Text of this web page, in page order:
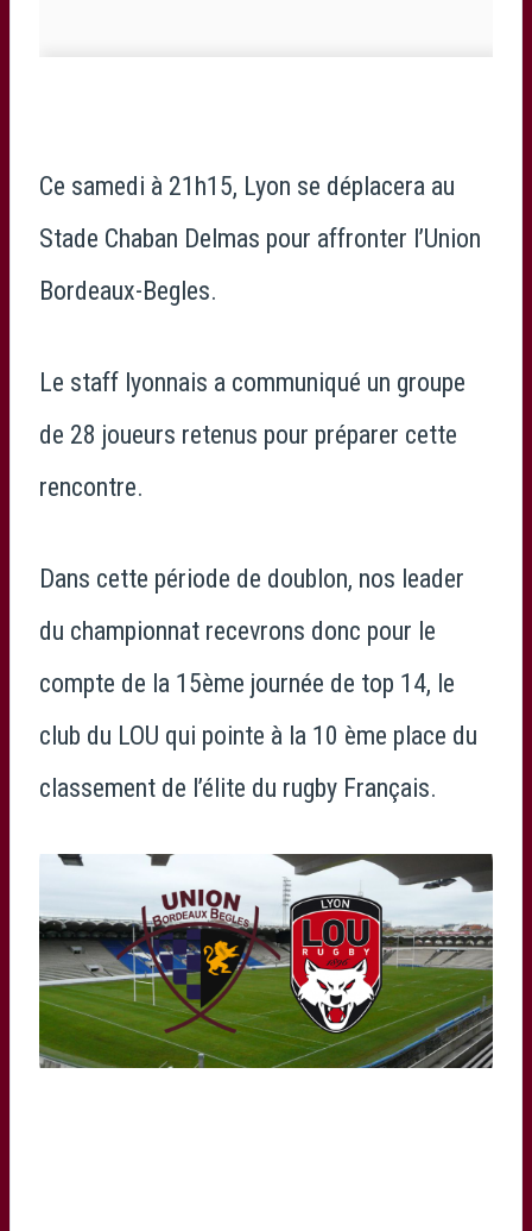
Ce samedi à 21h15, Lyon se déplacera au
Stade Chaban Delmas pour affronter l’Union
Bordeaux-Begles.
Le staff lyonnais a communiqué un groupe
de 28 joueurs retenus pour préparer cette
rencontre.
Dans cette période de doublon, nos leader
du championnat recevrons donc pour le
compte de la 15ème journée de top 14, le
club du LOU qui pointe à la 10 ème place du
classement de l’élite du rugby Français.